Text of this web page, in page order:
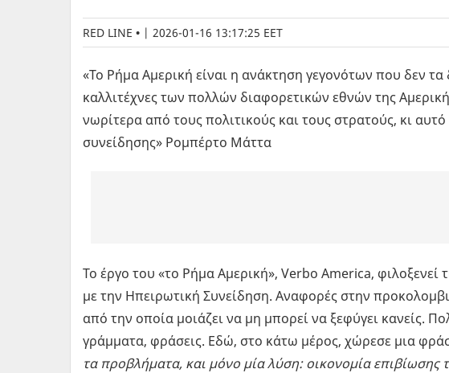
RED LINE | 2026-01-16 13:17:25 EET
«Το Ρήμα Αμερική είναι η ανάκτηση γεγονότων που δεν τα
καλλιτέχνες των πολλών διαφορετικών εθνών της
νωρίτερα από τους πολιτικούς και τους στρατούς, κι
συνείδησης» Ρομπέρτο Μάττα
Το έργο του «το Ρήμα Αμερική», Verbo Αmerica, φιλοξενεί
με την Ηπειρωτική Συνείδηση. Αναφορές στην
από την οποία μοιάζει να μη μπορεί να ξεφύγει κανείς.
γράμματα, φράσεις. Εδώ, στο κάτω μέρος, χώρεσε μια
τα προβλήματα, και μόνο μία λύση: οικονομία